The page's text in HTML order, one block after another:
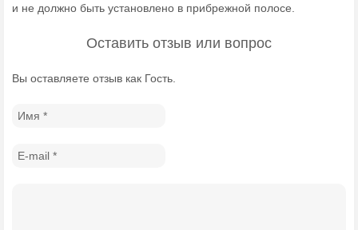
и не должно быть установлено в прибрежной полосе.
Оставить отзыв или вопрос
Вы оставляете отзыв как Гость.